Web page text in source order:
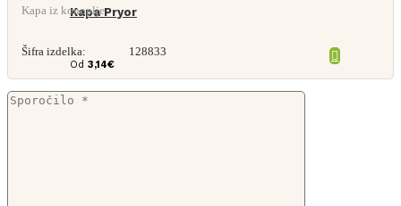
Kapa Pryor
Od 3,14€
Kapa iz konoplje
Šifra izdelka: 128833